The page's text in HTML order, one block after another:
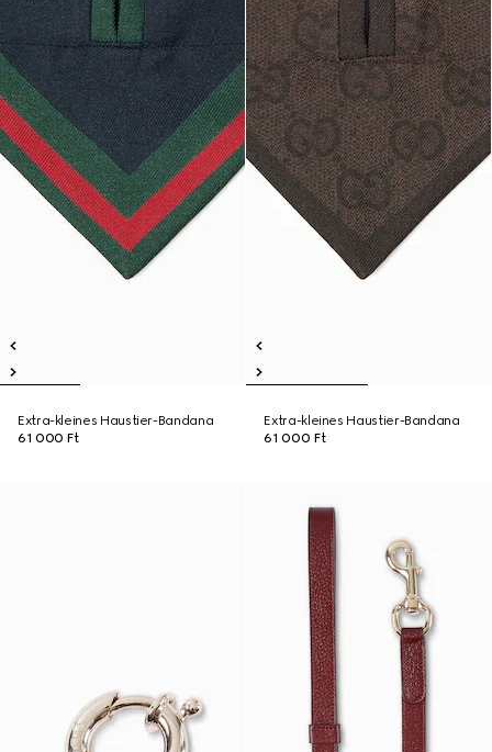
Extra-kleines Haustier-Bandana
61 000 Ft
Extra-kleines Haustier-Bandana
61 000 Ft